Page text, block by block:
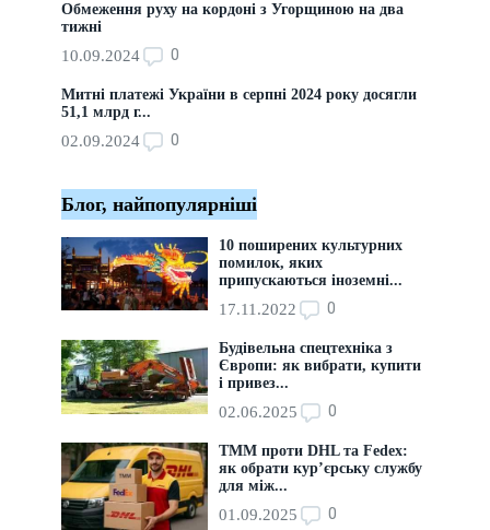
Обмеження руху на кордоні з Угорщиною на два
тижні
10.09.2024 0
Митні платежі України в серпні 2024 року досягли
51,1 млрд г...
02.09.2024 0
Блог, найпопулярніші
10 поширених культурних
помилок, яких
припускаються іноземні...
17.11.2022 0
Будівельна спецтехніка з
Європи: як вибрати, купити
і привез...
02.06.2025 0
ТММ проти DHL та Fedex:
як обрати кур’єрську службу
для між...
01.09.2025 0